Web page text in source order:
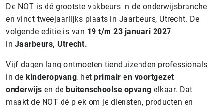
De NOT is dé grootste vakbeurs in de onderwijsbranche
en vindt tweejaarlijks plaats in Jaarbeurs, Utrecht. De
volgende editie is van 19 t/m 23 januari 2027
in Jaarbeurs, Utrecht.
Vijf dagen lang ontmoeten tienduizenden professionals
in de kinderopvang, het primair en voortgezet
onderwijs en de buitenschoolse opvang elkaar. Dat
maakt de NOT dé plek om je diensten, producten en